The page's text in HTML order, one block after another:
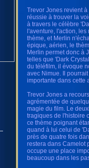
Trevor Jones revient
réussie à trouver la
à travers le célèbre
l'aventure, l'action,
thème, et Merlin
épique, aérien, le
Merlin permet donc à
telles que 'Dark
du téléfilm, il évoque
avec Nimue. Il
importante dans cette
Trevor Jones a
agrémentée de
magie du film. Le
tragiques de l'histoire
ce thème poignant
quand à lui celui de
près de quatre fois
restera dans Camelot
occupe une place
beaucoup dans les